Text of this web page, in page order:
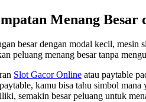
Menang Besar
besar dengan modal kecil,
peluang menang besar tanpa
Slot Gacor Online atau paytable
kamu bisa tahu simbol
semakin besar peluang untuk